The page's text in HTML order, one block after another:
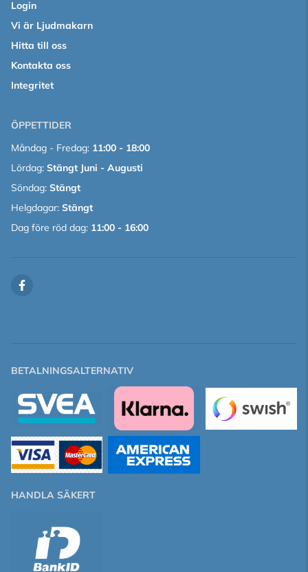
Login
Vi är Ljudmakarn
Hitta till oss
Kontakta oss
Integritet
ÖPPETTIDER
Måndag - Fredag: 11:00 - 18:00
Lördag: Stängt Juni - Augusti
Söndag: Stängt
Helgdagar: Stängt
Dag före röd dag: 11:00 - 16:00
BETALNINGSALTERNATIV
HANDLA SÄKERT